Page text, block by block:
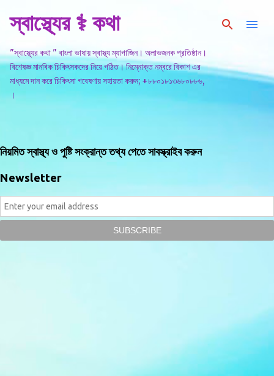
সরাসরি প্রধান সামগ্রীতে চলে যান
স্বাস্থ্যের ⚕️ কথা
"স্বাস্থ্যের কথা " বাংলা ভাষায় স্বাস্থ্য ম্যাগাজিন। অলাভজনক প্রতিষ্ঠান।
বিশেষজ্ঞ মানবিক চিকিৎসকদের নিয়ে গঠিত। নিম্নোক্ত নম্বরে বিকাশ এর
মাধ্যমে দান করে চিকিৎসা গবেষণায় সহায়তা করুন; +৮৮০১৮১৩৬৮০৮৮৬,
।
নিয়মিত স্বাস্থ্য ও পুষ্টি সংক্রান্ত তথ্য পেতে সাবস্ক্রাইব করুন
Newsletter